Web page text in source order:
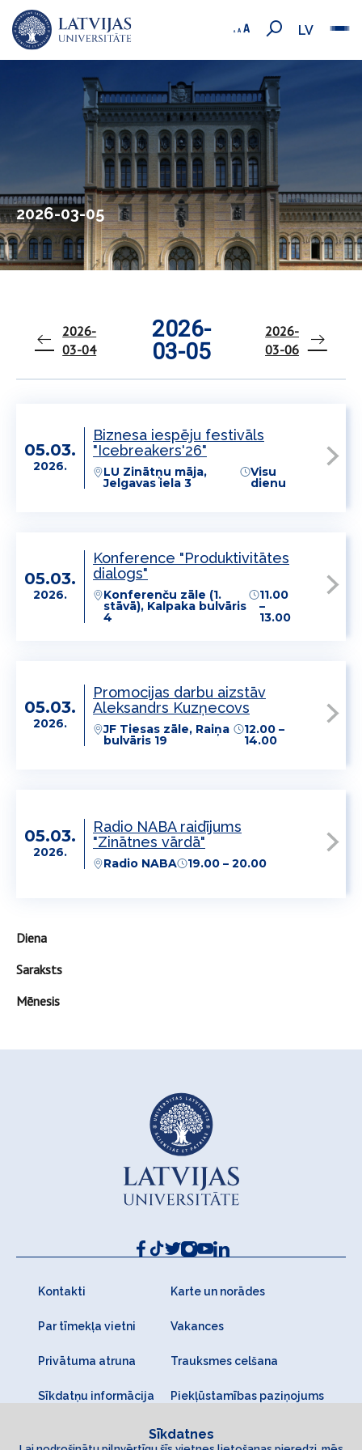
LV
2026-03-05
2026-
03-04
2026-
03-05
2026-
03-06
05.03.
2026.
Biznesa iespēju festivāls
"Icebreakers'26"
LU Zinātņu māja,
Jelgavas iela 3
Visu
dienu
05.03.
2026.
Konference "Produktivitātes
dialogs"
Konferenču zāle (1.
stāvā), Kalpaka bulvāris
4
11.00
–
13.00
05.03.
2026.
Promocijas darbu aizstāv
Aleksandrs Kuzņecovs
JF Tiesas zāle, Raiņa
bulvāris 19
12.00 –
14.00
05.03.
2026.
Radio NABA raidījums
"Zinātnes vārdā"
Radio NABA 19.00 – 20.00
Diena
Saraksts
Mēnesis
Kontakti Karte un norādes
Par tīmekļa vietni Vakances
Privātuma atruna Trauksmes celšana
Sīkdatņu informācija Piekļūstamības paziņojums
Sīkdatnes